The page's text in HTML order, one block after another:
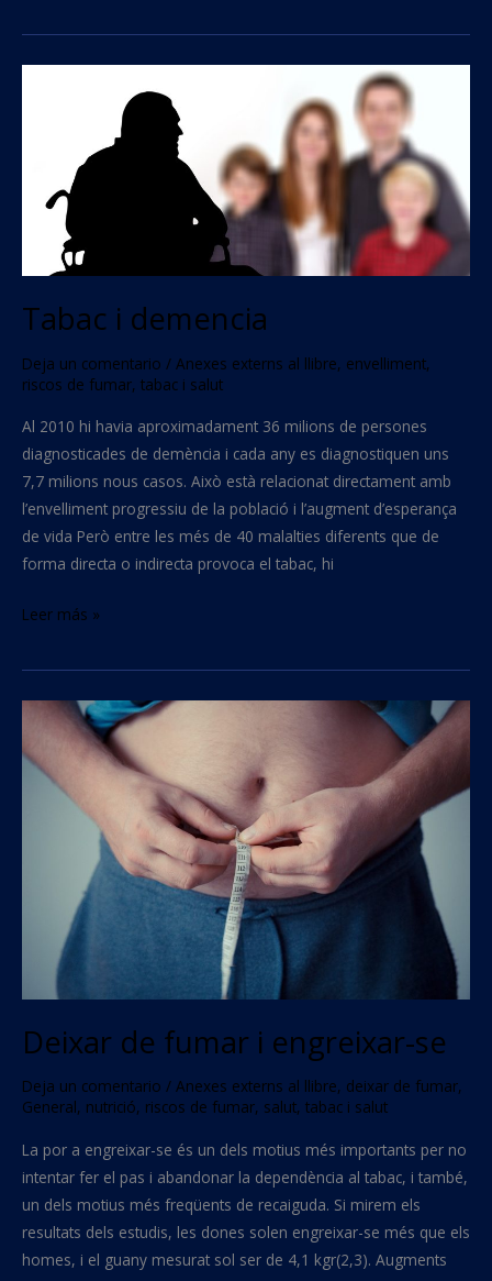
Tabac i demencia
Deja un comentario / Anexes externs al llibre, envelliment,
riscos de fumar, tabac i salut
Al 2010 hi havia aproximadament 36 milions de persones
diagnosticades de demència i cada any es diagnostiquen uns
7,7 milions nous casos. Això està relacionat directament amb
l’envelliment progressiu de la població i l’augment d’esperança
de vida Però entre les més de 40 malalties diferents que de
forma directa o indirecta provoca el tabac, hi
Leer más »
Deixar de fumar i engreixar-se
Deja un comentario / Anexes externs al llibre, deixar de fumar,
General, nutrició, riscos de fumar, salut, tabac i salut
La por a engreixar-se és un dels motius més importants per no
intentar fer el pas i abandonar la dependència al tabac, i també,
un dels motius més freqüents de recaiguda. Si mirem els
resultats dels estudis, les dones solen engreixar-se més que els
homes, i el guany mesurat sol ser de 4,1 kgr(2,3). Augments
Deixar
fumar
engreixar-